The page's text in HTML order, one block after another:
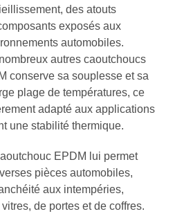
des atouts
exposés aux
automobiles.
autres caoutchoucs
conserve sa souplesse et sa
plage de températures, ce
adapté aux applications
une stabilité thermique.
EPDM lui permet
pièces automobiles,
aux intempéries,
de portes et de coffres.